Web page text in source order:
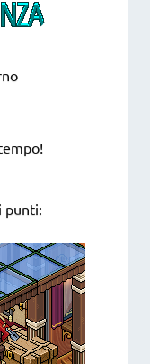
punti: